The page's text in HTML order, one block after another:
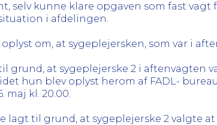
selv kunne klare opgaven som fast
i afdelingen.
om, at sygeplejersken, som var i
grund, at sygeplejerske 2 i aftenvagten
idet hun blev oplyst herom af FADL-
maj kl. 20.00.
lagt til grund, at sygeplejerske 2 valgte